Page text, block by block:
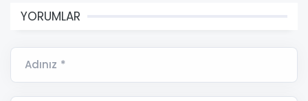
YORUMLAR
Adınız *